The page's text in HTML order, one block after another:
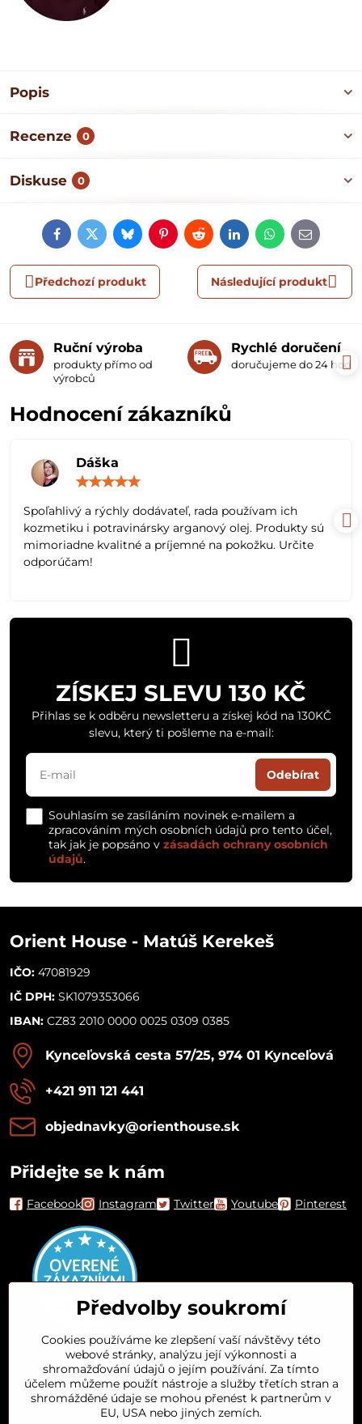
Popis
Recenze 0
Diskuse 0
FacebookTwitterBlueskyPinterestRedditLinkedInWhatsApp
E-
mail
Předchozí produkt Následující produkt
Ruční výroba
produkty přímo od
výrobců
Rychlé doručení
doručujeme do 24 hodin
Hodnocení zákazníků
Dáška
5
Spoľahlivý a rýchly dodávateľ, rada používam ich
kozmetiku i potravinársky arganový olej. Produkty sú
mimoriadne kvalitné a príjemné na pokožku. Určite
odporúčam!
ZÍSKEJ SLEVU 130 KČ
Přihlas se k odběru newsletteru a získej kód na 130KČ
slevu, který ti pošleme na e-mail:
Odebírat
Souhlasím se zasíláním novinek e-mailem a
zpracováním mých osobních údajů pro tento účel,
tak jak je popsáno v zásadách ochrany osobních
údajů.
Orient House - Matúš Kerekeš
IČO: 47081929
IČ DPH: SK1079353066
IBAN: CZ83 2010 0000 0025 0309 0385
Kynceľovská cesta 57/25, 974 01 Kynceľová
+421 911 121 441
objednavky​@orienthouse​.sk
Přidejte se k nám
Facebook Instagram Twitter Youtube Pinterest
Orient House
Arganový olej
Předvolby soukromí
Cookies používáme ke zlepšení vaší návštěvy této
webové stránky, analýzu její výkonnosti a
shromažďování údajů o jejím používání. Za tímto
účelem můžeme použít nástroje a služby třetích stran a
shromážděné údaje se mohou přenést k partnerům v
EU, USA nebo jiných zemích.